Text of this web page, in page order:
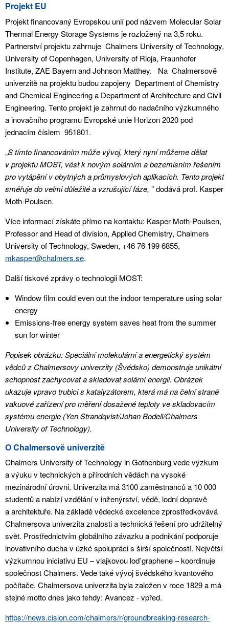
Projekt EU
Projekt financovaný Evropskou unií pod názvem Molecular Solar
Thermal Energy Storage Systems je rozložený na 3,5 roku.
Partnerství projektu zahrnuje Chalmers University of Technology,
University of Copenhagen, University of Rioja, Fraunhofer
Institute, ZAE Bayern and Johnson Matthey.
Na Chalmersově
univerzitě na projektu budou zapojeny Department of Chemistry
and Chemical Engineering a Department of Architecture and Civil
Engineering. Tento projekt je zahrnut do nadačního výzkumného
a inovačního programu Evropské unie Horizon 2020 pod
jednacím číslem 951801.
„S tímto financováním může vývoj, který nyní můžeme dělat
v projektu MOST, vést k novým solárním a bezemisním řešením
pro vytápění v obytných a průmyslových aplikacích. Tento projekt
směřuje do velmi důležité a vzrušující fáze, " dodává prof. Kasper
Moth-Poulsen.
Více informací získáte přímo na kontaktu: Kasper Moth-Poulsen,
Professor and Head of division, Applied Chemistry, Chalmers
University of Technology, Sweden, +46 76 199 6855,
mkasper@chalmers.se.
Další tiskové zprávy o technologii MOST:
Window film could even out the indoor temperature using solar
energy
Emissions-free energy system saves heat from the summer
sun for winter
Popisek obrázku: Speciální molekulární a energetický systém
vědců z Chalmersovy univerzity (Švédsko) demonstruje unikátní
schopnost zachycovat a skladovat solární energii. Obrázek
ukazuje vpravo trubici s katalyzátorem, která má na čelní straně
vakuové zařízení pro měření dosažené teploty ve skladovacím
systému energie (Yen Strandqvist/Johan Bodell/Chalmers
University of Technology).
O Chalmersově univerzitě
Chalmers University of Technology in Gothenburg vede výzkum
a výuku v technických a přírodních vědách na vysoké
mezinárodní úrovni. Univerzita má 3100 zaměstnanců a 10 000
studentů a nabízí vzdělání v inženýrství, vědě, lodní dopravě
a architektuře. Na základě vědecké excelence zprostředkovává
Chalmersova univerzita znalosti a technická řešení pro udržitelný
svět. Prostřednictvím globálního závazku a podnikání podporuje
inovativního ducha v úzké spolupráci s širší společností. Největší
výzkumnou iniciativu EU – vlajkovou loď graphene – koordinuje
společnost Chalmers. Vede také vývoj švédského kvantového
počítače. Chalmersova univerzita byla založen v roce 1829 a má
stejné motto dnes jako tehdy: Avancez - vpřed.
https://news.cision.com/chalmers/r/groundbreaking-research-